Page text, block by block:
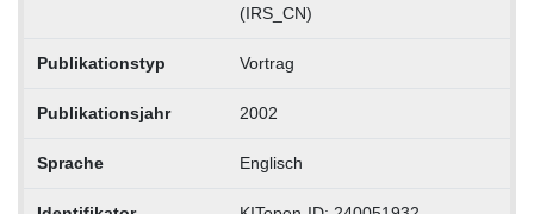
(IRS_CN)
Publikationstyp Vortrag
Publikationsjahr 2002
Sprache Englisch